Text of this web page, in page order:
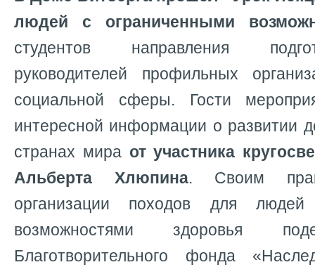
людей с ограниченными
студентов направления
руководителей профильных
социальной сферы. Гости
интересной информации о развитии
странах мира от участника
Альберта Хлюпина. Своим
организации походов для
возможностями здоровья
Благотворительного фонда